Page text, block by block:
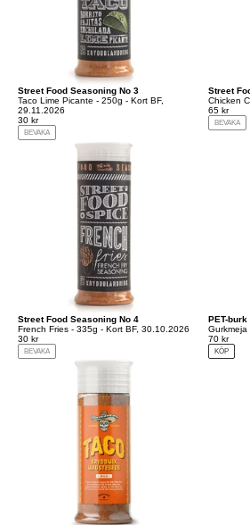
Street Food Seasoning No 3
Taco Lime Picante - 250g - Kort BF,
29.11.2026
30 kr
BEVAKA
Street
Chicken
65 kr
BEVAKA
Street Food Seasoning No 4
French Fries - 335g - Kort BF, 30.10.2026
30 kr
BEVAKA
PET-burk
Gurkmeja
70 kr
KÖP